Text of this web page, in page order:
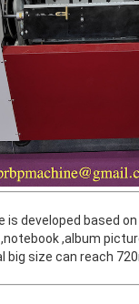
developed based
,album
size can reach